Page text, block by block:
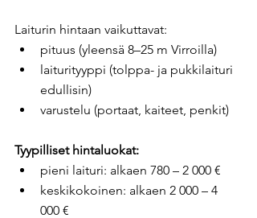
Laiturin hintaan vaikuttavat:
pituus (yleensä 8–25 m Virroilla)
laiturityyppi (tolppa- ja pukkilaituri
edullisin)
varustelu (portaat, kaiteet, penkit)
Tyypilliset hintaluokat:
pieni laituri: alkaen 780 – 2 000 €
keskikokoinen: alkaen 2 000 – 4
000 €